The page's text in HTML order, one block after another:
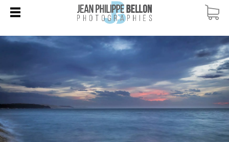
ACCUEIL
TOUTES LES PHOTOS
CARTES CADEAUX
DUNE DU PILAT
ÎLE AUX OISEAUX
COURS PHOTO
COURS PARTICULIERS
WORKSHOPS / STAGES
VOYAGES PHOTO
BLOG
QUI SUIS-JE ?
CONTACT